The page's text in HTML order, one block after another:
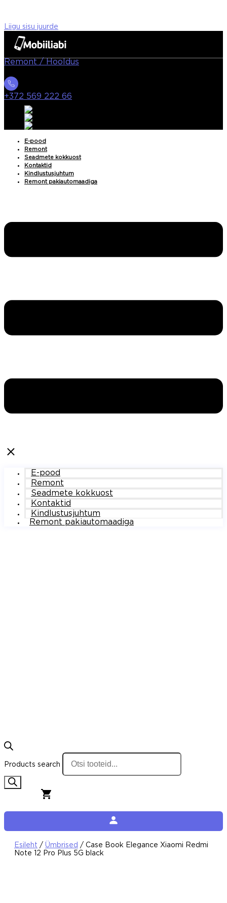
Liigu sisu juurde
Remont / Hooldus
+372 569 222 66
E-pood
Remont
Seadmete kokkuost
Kontaktid
Kindlustusjuhtum
Remont pakiautomaadiga
E-pood
Remont
Seadmete kokkuost
Kontaktid
Kindlustusjuhtum
Remont pakiautomaadiga
Products search
Esileht / Ümbrised / Case Book Elegance Xiaomi Redmi
Note 12 Pro Plus 5G black